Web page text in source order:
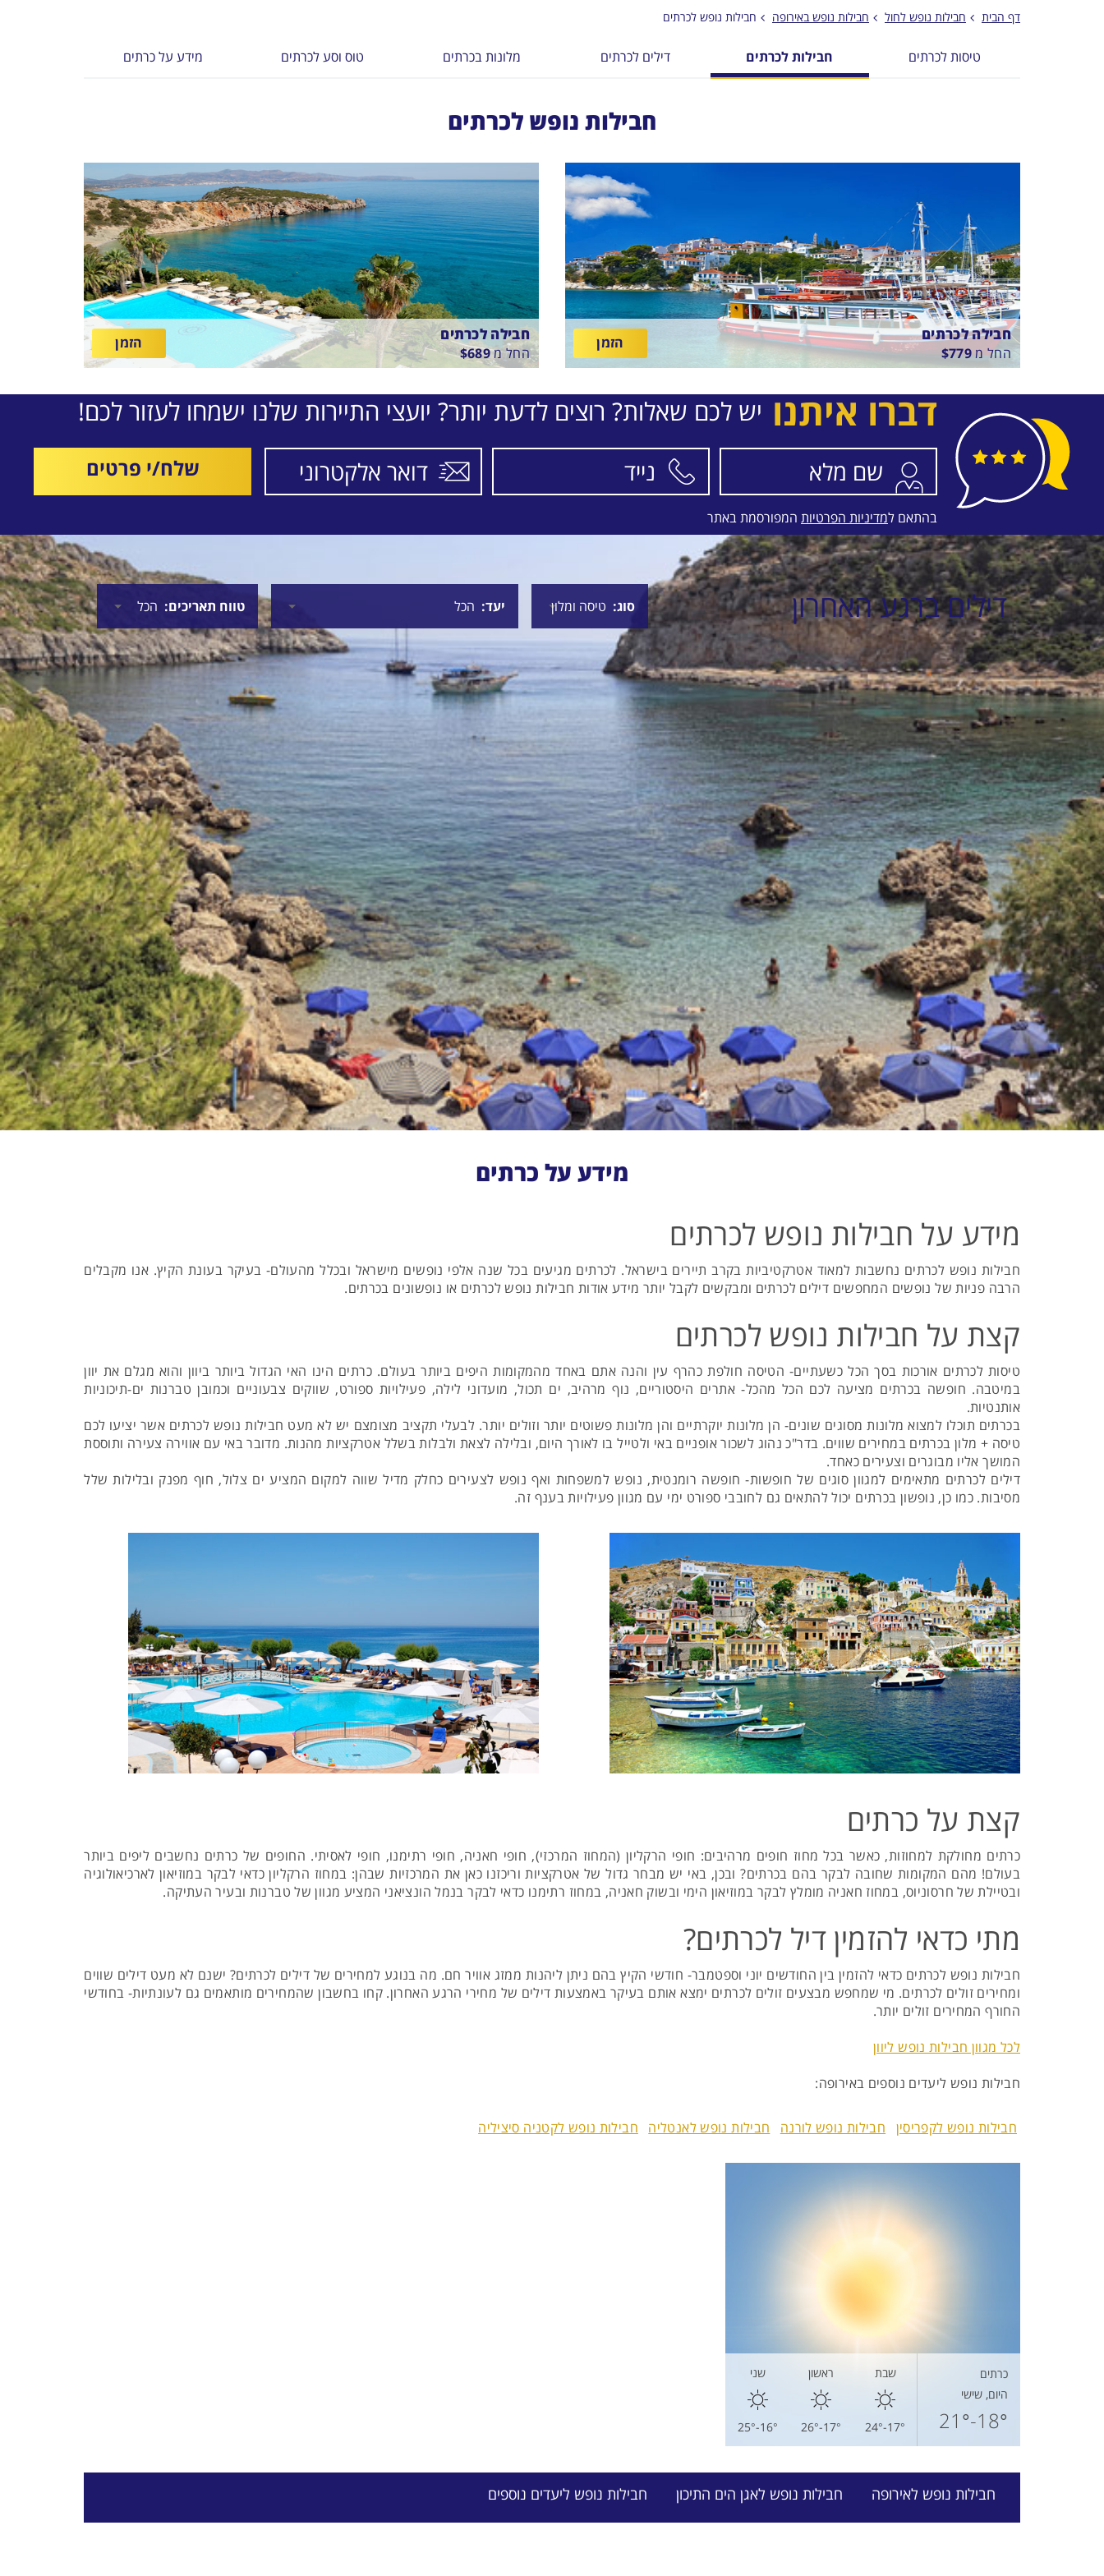
דף הבית חבילות נופש לחול חבילות נופש באירופה חבילות נופש לכרתים
טיסות לכרתים חבילות לכרתים דילים לכרתים מלונות בכרתים טוס וסע לכרתים מידע על כרתים
חבילות נופש לכרתים
חבילה לכרתים
החל מ $779
הזמן
בין
התאריכים,
07/8/26
-
11/8/26 ארוחת בוקר העברות
חבילה לכרתים
החל מ $689
הזמן
בין
התאריכים,
31/8/26
-
04/9/26 ארוחת בוקר העברות דברו איתנו יש לכם שאלות? רוצים לדעת יותר? יועצי התיירות שלנו ישמחו לעזור לכם!
שלח/י פרטים
בהתאם למדיניות הפרטיות המפורסמת באתר
דילים ברגע האחרון יעד סוג טווח תאריכים
מידע על כרתים
מידע על חבילות נופש לכרתים
חבילות נופש לכרתים נחשבות למאוד אטרקטיביות בקרב תיירים בישראל. לכרתים מגיעים בכל שנה אלפי נופשים מישראל ובכלל מהעולם- בעיקר בעונת הקיץ. אנו מקבלים
הרבה פניות של נופשים המחפשים דילים לכרתים ומבקשים לקבל יותר מידע אודות חבילות נופש לכרתים או נופשונים בכרתים.
קצת על חבילות נופש לכרתים
טיסות לכרתים אורכות בסך הכל כשעתיים- הטיסה חולפת כהרף עין והנה אתם באחד מהמקומות היפים ביותר בעולם. כרתים הינו האי הגדול ביותר ביוון והוא מגלם את יוון
במיטבה. חופשה בכרתים מציעה לכם הכל מהכל- אתרים היסטוריים, נוף מרהיב, ים תכול, מועדוני לילה, פעילויות ספורט, שווקים צבעוניים וכמובן טברנות ים-תיכוניות
אותנטיות.
בכרתים תוכלו למצוא מלונות מסוגים שונים- הן מלונות יוקרתיים והן מלונות פשוטים יותר וזולים יותר. לבעלי תקציב מצומצם יש לא מעט חבילות נופש לכרתים אשר יציעו לכם
טיסה + מלון בכרתים במחירים שווים. בדר"כ נהוג לשכור אופניים באי ולטייל בו לאורך היום, ובלילה לצאת ולבלות בשלל אטרקציות מהנות. מדובר באי עם אווירה צעירה ותוססת
המושך אליו מבוגרים וצעירים כאחד.
דילים לכרתים מתאימים למגוון סוגים של חופשות- חופשה רומנטית, נופש למשפחות ואף נופש לצעירים כחלק מדיל שווה למקום המציע ים צלול, חוף מפנק ובלילות שלל
מסיבות. כמו כן, נופשון בכרתים יכול להתאים גם לחובבי ספורט ימי עם מגוון פעילויות בענף זה.
קצת על כרתים
כרתים מחולקת למחוזות, כאשר בכל מחוז חופים מרהיבים: חופי הרקליון (המחוז המרכזי), חופי חאניה, חופי רתימנו, חופי לאסיתי. החופים של כרתים נחשבים ליפים ביותר
בעולם! מהם המקומות שחובה לבקר בהם בכרתים? ובכן, באי יש מבחר גדול של אטרקציות וריכזנו כאן את המרכזיות שבהן: במחוז הרקליון כדאי לבקר במוזיאון לארכיאולוגיה
ובטיילת של חרסוניוס, במחוז חאניה מומלץ לבקר במוזיאון הימי ובשוק חאניה, במחוז רתימנו כדאי לבקר בנמל הונציאני המציע מגוון של טברנות ובעיר העתיקה.
מתי כדאי להזמין דיל לכרתים?
חבילות נופש לכרתים כדאי להזמין בין החודשים יוני וספטמבר- חודשי הקיץ בהם ניתן ליהנות ממזג אוויר חם. מה בנוגע למחירים של דילים לכרתים? ישנם לא מעט דילים שווים
ומחירים זולים לכרתים. מי שמחפש מבצעים זולים לכרתים ימצא אותם בעיקר באמצעות דילים של מחירי הרגע האחרון. קחו בחשבון שהמחירים מותאמים גם לעונתיות- בחודשי
החורף המחירים זולים יותר.
לכל מגוון חבילות נופש ליוון
חבילות נופש ליעדים נוספים באירופה:
חבילות נופש לקפריסין חבילות נופש לורנה חבילות נופש לאנטליה חבילות נופש לקטניה סיציליה
כרתים
היום, שישי
18°-21°
שבת
17°-24°
ראשון
17°-26°
שני
16°-25°
חבילות נופש לאירופה חבילות נופש לאגן הים התיכון חבילות נופש ליעדים נוספים